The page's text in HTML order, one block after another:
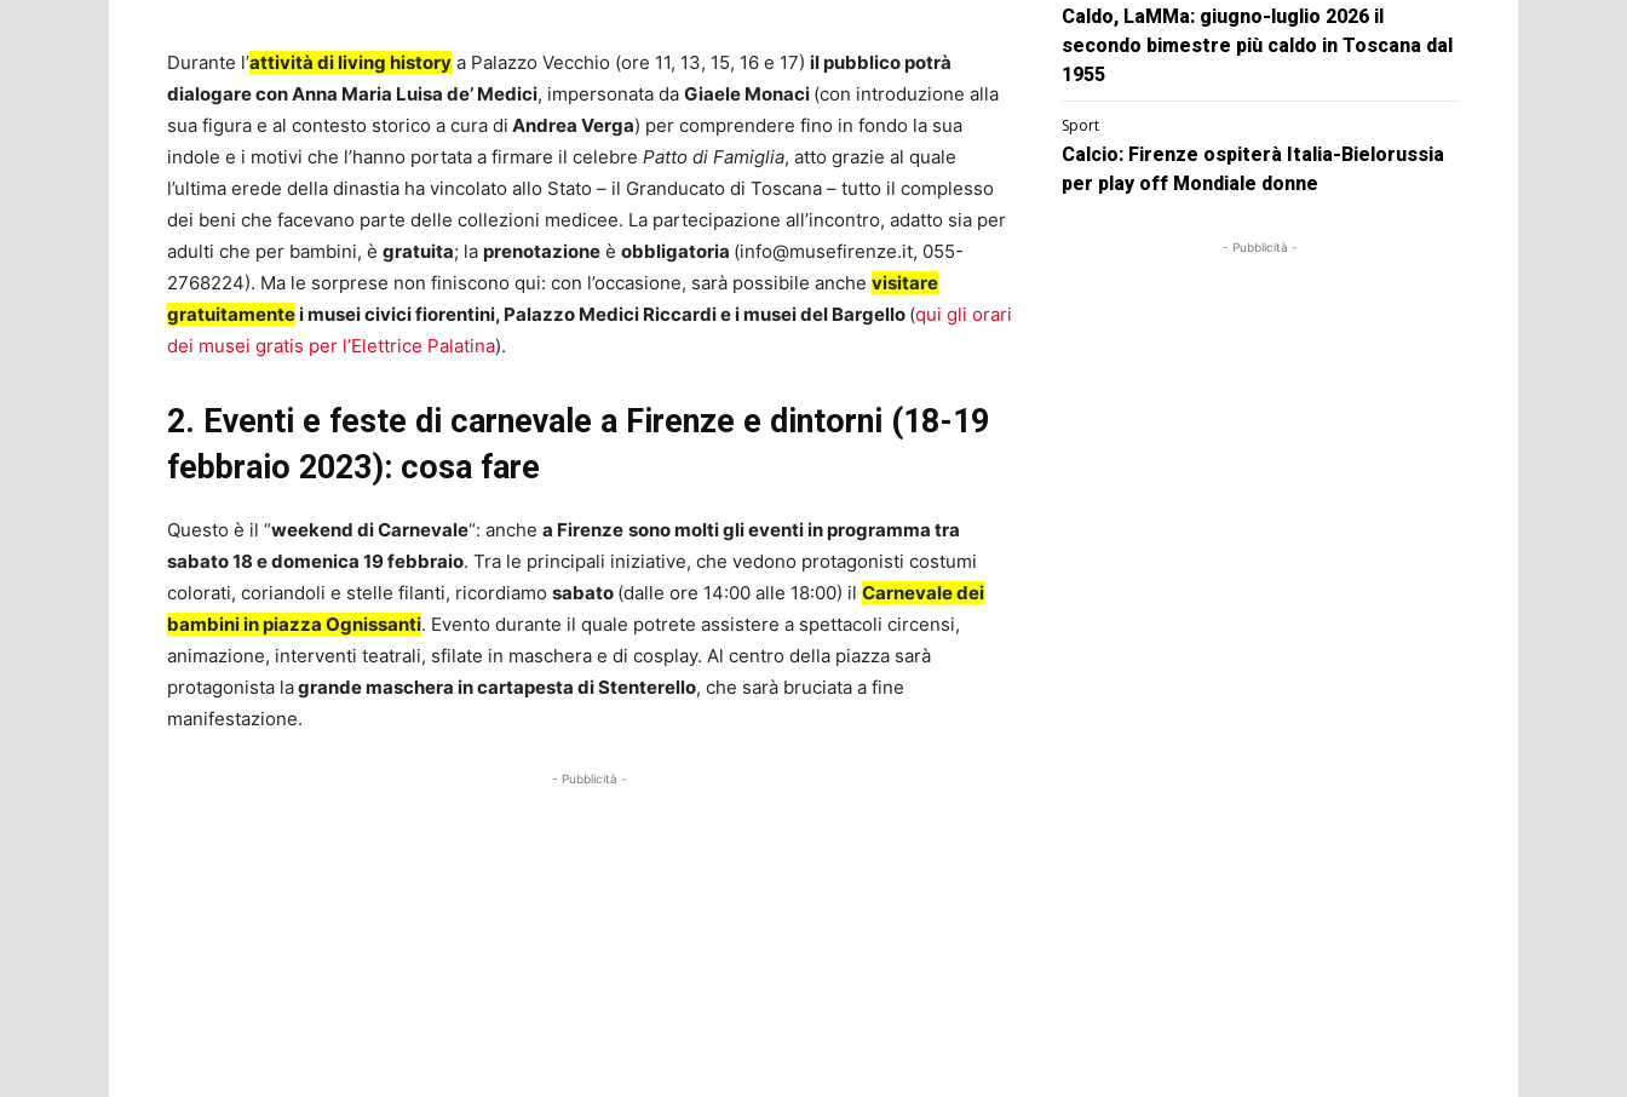
Durante l’attività di living history a Palazzo Vecchio (ore 11, 13, 15, 16 e 17) il pubblico potrà
dialogare con Anna Maria Luisa de’ Medici, impersonata da Giaele Monaci (con introduzione alla
sua figura e al contesto storico a cura di Andrea Verga) per comprendere fino in fondo la sua
indole e i motivi che l’hanno portata a firmare il celebre Patto di Famiglia, atto grazie al quale
l’ultima erede della dinastia ha vincolato allo Stato – il Granducato di Toscana – tutto il complesso
dei beni che facevano parte delle collezioni medicee. La partecipazione all’incontro, adatto sia per
adulti che per bambini, è gratuita; la prenotazione è obbligatoria (info@musefirenze.it, 055-
2768224). Ma le sorprese non finiscono qui: con l’occasione, sarà possibile anche visitare
gratuitamentei musei civici fiorentini, Palazzo Medici Riccardi e i musei del Bargello (qui gli orari
dei musei gratis per l’Elettrice Palatina).
2. Eventi e feste di carnevale a Firenze e dintorni (18-19
febbraio 2023): cosa fare
Questo è il “weekend di Carnevale“: anche a Firenze sono molti gli eventi in programma tra
sabato 18 e domenica 19 febbraio. Tra le principali iniziative, che vedono protagonisti costumi
colorati, coriandoli e stelle filanti, ricordiamo sabato (dalle ore 14:00 alle 18:00) il Carnevale dei
bambini in piazza Ognissanti. Evento durante il quale potrete assistere a spettacoli circensi,
animazione, interventi teatrali, sfilate in maschera e di cosplay. Al centro della piazza sarà
protagonista lagrande maschera in cartapesta di Stenterello, che sarà bruciata a fine
manifestazione.
- Pubblicità -
Caldo, LaMMa: giugno-luglio 2026 il
secondo bimestre più caldo in Toscana dal
1955
Sport
Calcio: Firenze ospiterà Italia-Bielorussia
per play off Mondiale donne
- Pubblicità -